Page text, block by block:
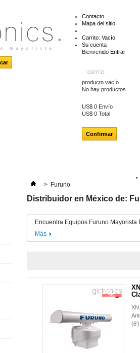
Contacto
Mapa del sitio
Carrito: Vacío
Su cuenta
Bienvenido Entrar
carrito
producto vacío
No hay productos
US$ 0 Envío
US$ 0 Total
Confirmar
> Furuno
Distribuidor en México de:
Encuentra Equipos Furuno Mayorista
Más
NUEVO
(6')